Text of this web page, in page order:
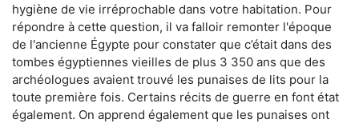
hygiène de vie irréprochable dans votre habitation. Pour
répondre à cette question, il va falloir remonter l'époque
de l'ancienne Égypte pour constater que c’était dans des
tombes égyptiennes vieilles de plus 3 350 ans que des
archéologues avaient trouvé les punaises de lits pour la
toute première fois. Certains récits de guerre en font état
également. On apprend également que les punaises ont